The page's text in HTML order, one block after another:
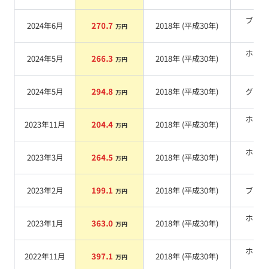
2024年6月 270.7 万円 2018年 (平成30年)
ブラ
2024年5月 266.3 万円 2018年 (平成30年)
ホワ
2024年5月 294.8 万円 2018年 (平成30年) グレー
2023年11月 204.4 万円 2018年 (平成30年)
ホワ
2023年3月 264.5 万円 2018年 (平成30年)
ホワ
2023年2月 199.1 万円 2018年 (平成30年) ブルー
2023年1月 363.0 万円 2018年 (平成30年)
ホワ
2022年11月 397.1 万円 2018年 (平成30年)
ホワ